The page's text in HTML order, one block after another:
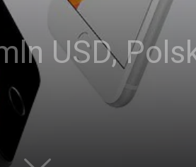
USD,